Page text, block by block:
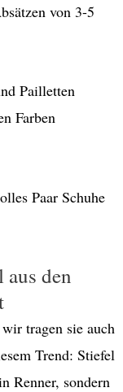
von 3-5
Pailletten
Farben
Paar Schuhe
den
tragen sie auch
Trend: Stiefel
Renner, sondern